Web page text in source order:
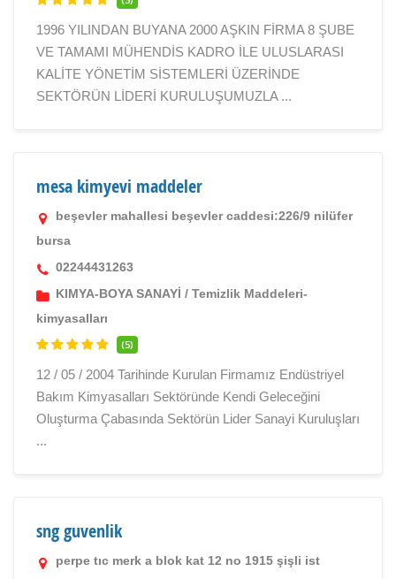
1996 YILINDAN BUYANA 2000 AŞKIN FİRMA 8 ŞUBE
VE TAMAMI MÜHENDİS KADRO İLE ULUSLARASI
KALİTE YÖNETİM SİSTEMLERİ ÜZERİNDE
SEKTÖRÜN LİDERİ KURULUŞUMUZLA ...
mesa kimyevi maddeler
beşevler mahallesi beşevler caddesi:226/9 nilüfer
bursa
02244431263
KIMYA-BOYA SANAYİ / Temizlik Maddeleri-
kimyasalları
(5)
12 / 05 / 2004 Tarihinde Kurulan Firmamız Endüstriyel
Bakım Kimyasalları Sektöründe Kendi Geleceğini
Oluşturma Çabasında Sektörün Lider Sanayi Kuruluşları
...
sng guvenlik
perpe tıc merk a blok kat 12 no 1915 şişli ist